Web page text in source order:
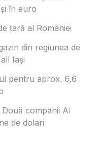
în euro
țară al României
din regiunea de
Iași
pentru aprox. 6,6
companii AI
de dolari